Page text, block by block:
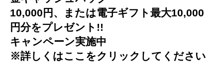
10,000円、または電子ギフト最大10,000
円分をプレゼント!!
キャンペーン実施中
※詳しくはここをクリックしてください